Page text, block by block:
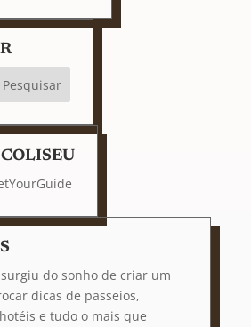
do sonho de criar um
dicas de passeios,
e tudo o mais que